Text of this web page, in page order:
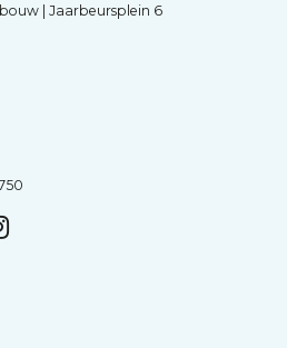
| Jaarbeursplein 6